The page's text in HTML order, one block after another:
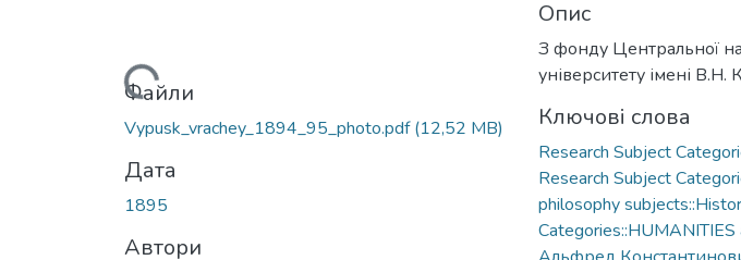
Вантажиться...
Файли
Vypusk_vrachey_1894_95_photo.pdf(12,52 MB)
Дата
1895
Автори
Опис
З фонду Центральної
університету імені В.Н.
Ключові слова
Research Subject
Research Subject
philosophy